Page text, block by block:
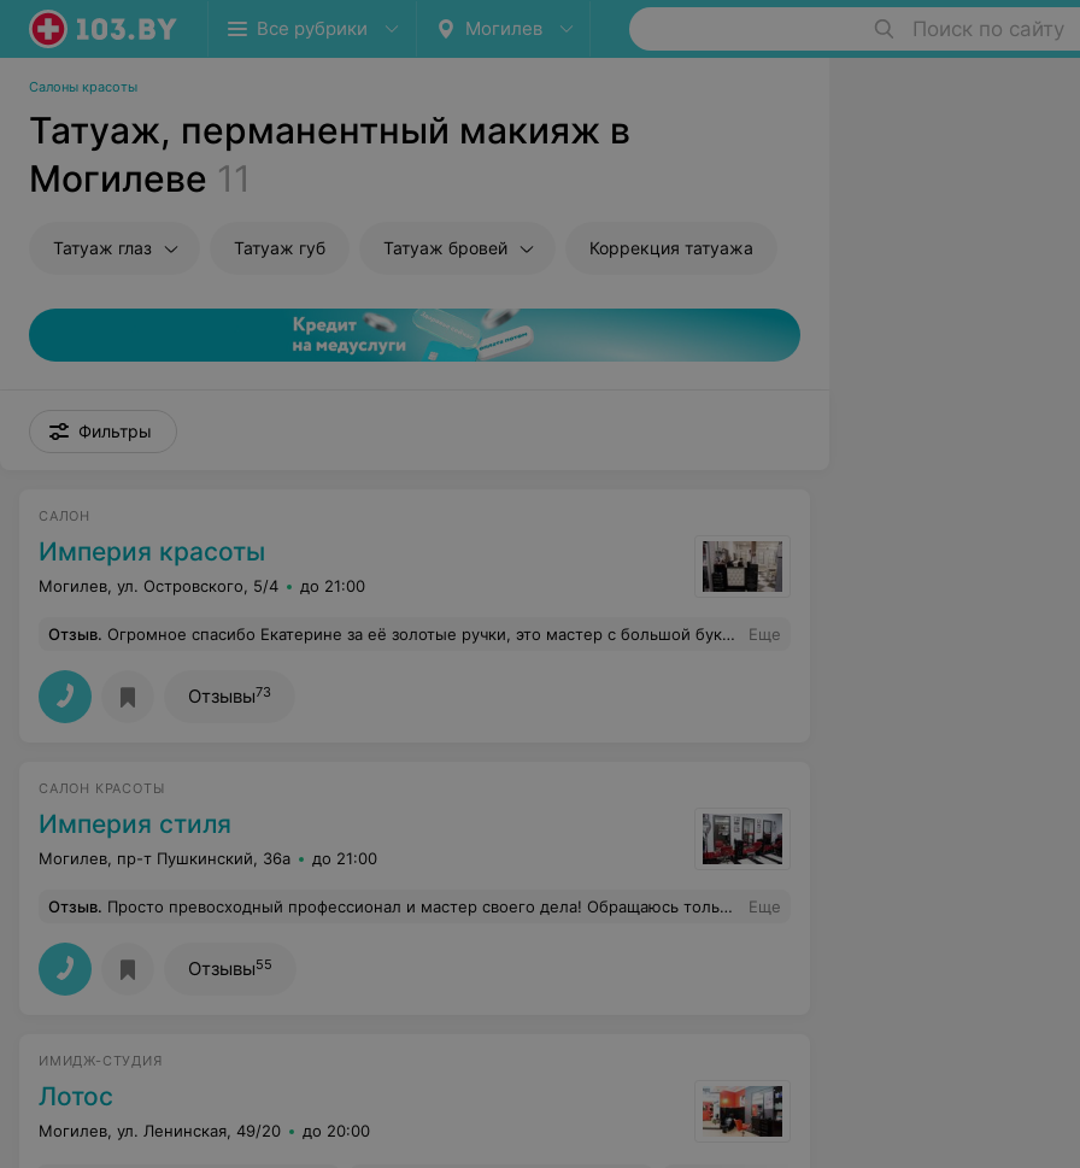
Все рубрики Могилев Поиск по сайту
Салоны красоты
Татуаж, перманентный макияж в
Могилеве 11
Татуаж глаз Татуаж губ Татуаж бровей Коррекция татуажа
Фильтры
САЛОН
Империя красоты
Могилев, ул. Островского, 5/4 до 21:00
Отзыв. Огромное спасибо Екатерине за её золотые ручки, это мастер с большой буквы. Изменила мой имидж координально, я осталась очень довольна Еще
Отзывы73
САЛОН КРАСОТЫ
Империя стиля
Могилев, пр-т Пушкинский, 36а до 21:00
Отзыв. Просто превосходный профессионал и мастер своего дела! Обращаюсь только к Елене и всегда уверена в отличном результате. Минус только один - очереди на запись к ней, но для классного специалиста - это норма!) ❤️ Еще
Отзывы55
ИМИДЖ-СТУДИЯ
Лотос
Могилев, ул. Ленинская, 49/20 до 20:00